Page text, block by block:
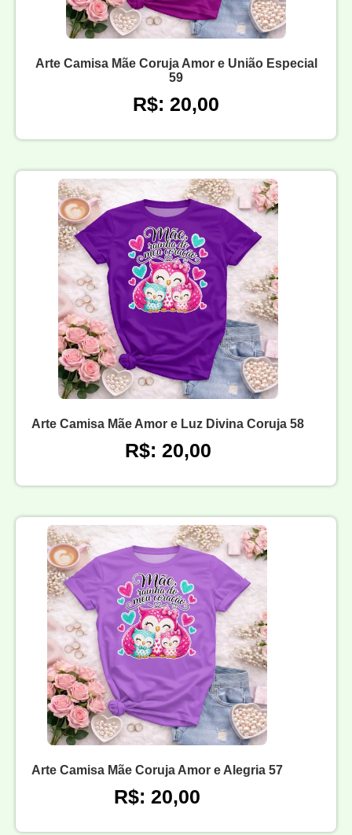
Arte Camisa Mãe Coruja Amor e União Especial
59
R$: 20,00
Arte Camisa Mãe Amor e Luz Divina Coruja 58
R$: 20,00
Arte Camisa Mãe Coruja Amor e Alegria 57
R$: 20,00